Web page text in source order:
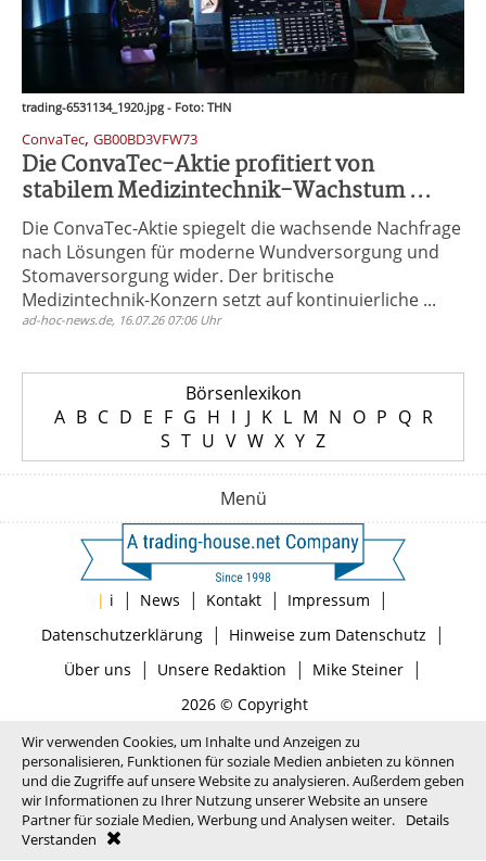
trading-6531134_1920.jpg - Foto: THN
ConvaTec, GB00BD3VFW73
Die ConvaTec-Aktie profitiert von
stabilem Medizintechnik-Wachstum ...
Die ConvaTec-Aktie spiegelt die wachsende Nachfrage
nach Lösungen für moderne Wundversorgung und
Stomaversorgung wider. Der britische
Medizintechnik-Konzern setzt auf kontinuierliche ...
ad-hoc-news.de, 16.07.26 07:06 Uhr
Börsenlexikon
A B C D E F G H I J K L M N O P Q R
S T U V W X Y Z
Menü
| i | News | Kontakt | Impressum |
Datenschutzerklärung| Hinweise zum Datenschutz |
Über uns | Unsere Redaktion | Mike Steiner|
2026 © Copyright
Wir verwenden Cookies, um Inhalte und Anzeigen zu
personalisieren, Funktionen für soziale Medien anbieten zu können
und die Zugriffe auf unsere Website zu analysieren. Außerdem geben
wir Informationen zu Ihrer Nutzung unserer Website an unsere
Partner für soziale Medien, Werbung und Analysen weiter.
Details
Verstanden